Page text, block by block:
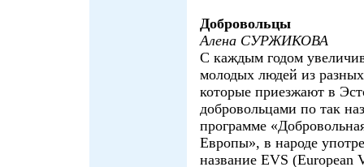
Добровольцы
Алена СУРЖИКОВА
С каждым годом
молодых людей из
которые приезжают в
добровольцами по так
программе
Европы», в народе
название EVS (European